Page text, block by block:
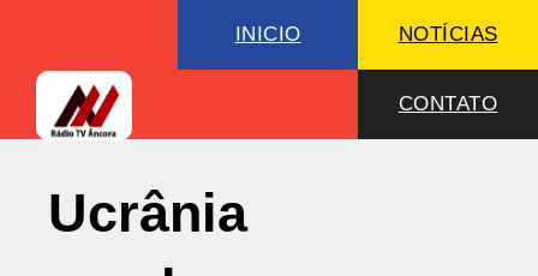
INICIO NOTÍCIAS
CONTATO
Ucrânia